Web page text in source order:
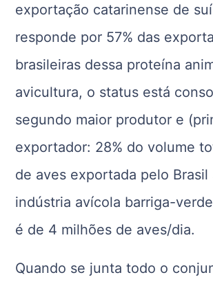
exportação catarinense de
responde por 57% das
brasileiras dessa proteína
avicultura, o status está
segundo maior produtor e
exportador: 28% do volume
de aves exportada pelo Brasil
indústria avícola barriga-
é de 4 milhões de aves/dia.
Quando se junta todo o